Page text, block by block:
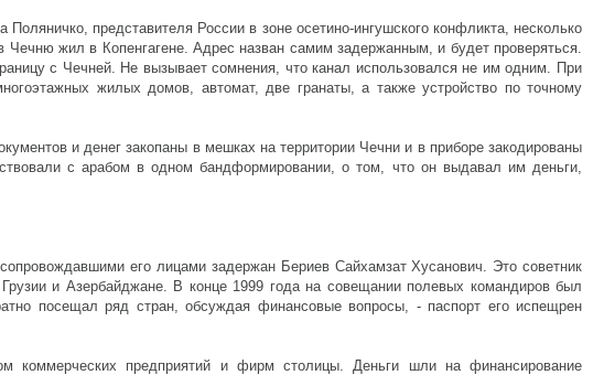
представителя России в зоне осетино-ингушского конфликта, несколько
жил в Копенгагене. Адрес назван самим задержанным, и будет проверяться.
с Чечней. Не вызывает сомнения, что канал использовался не им одним. При
жилых домов, автомат, две гранаты, а также устройство по точному
и денег закопаны в мешках на территории Чечни и в приборе закодированы
с арабом в одном бандформировании, о том, что он выдавал им деньги,
его лицами задержан Бериев Сайхамзат Хусанович. Это советник
и Азербайджане. В конце 1999 года на совещании полевых командиров был
посещал ряд стран, обсуждая финансовые вопросы, - паспорт его испещрен
коммерческих предприятий и фирм столицы. Деньги шли на финансирование